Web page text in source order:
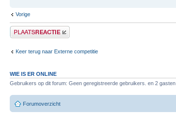
Vorige
Plaats een reactie
Keer terug naar Externe competitie
WIE IS ER ONLINE
Gebruikers op dit forum: Geen geregistreerde gebruikers. en 2 gasten
Forumoverzicht